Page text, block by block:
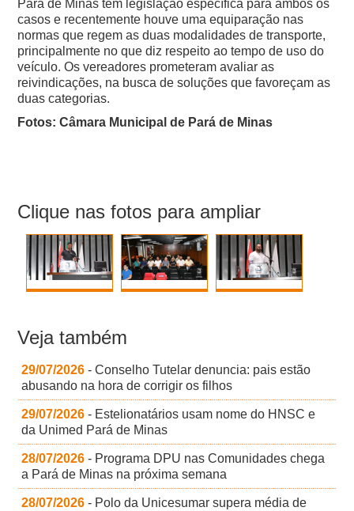
Pará de Minas tem legislação específica para ambos os
casos e recentemente houve uma equiparação nas
normas que regem as duas modalidades de transporte,
principalmente no que diz respeito ao tempo de uso do
veículo.Os vereadores prometeram avaliar as
reivindicações, na busca de soluções que favoreçam as
duas categorias.
Fotos: Câmara Municipal de Pará de Minas
Clique nas fotos para ampliar
Veja também
29/07/2026 - Conselho Tutelar denuncia: pais estão
abusando na hora de corrigir os filhos
29/07/2026 - Estelionatários usam nome do HNSC e
da Unimed Pará de Minas
28/07/2026 - Programa DPU nas Comunidades chega
a Pará de Minas na próxima semana
28/07/2026 - Polo da Unicesumar supera média de